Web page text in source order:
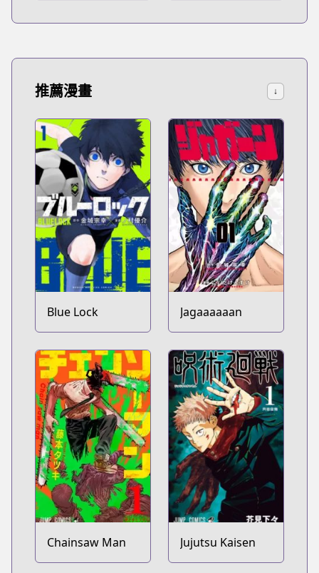
推薦漫畫 ↓
Blue Lock Jagaaaaaan
Chainsaw Man Jujutsu Kaisen